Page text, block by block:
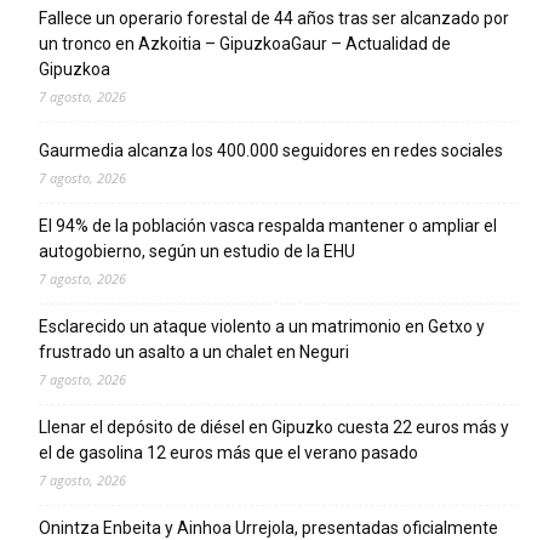
Fallece un operario forestal de 44 años tras ser alcanzado por
un tronco en Azkoitia – GipuzkoaGaur – Actualidad de
Gipuzkoa
7 agosto, 2026
Gaurmedia alcanza los 400.000 seguidores en redes sociales
7 agosto, 2026
El 94% de la población vasca respalda mantener o ampliar el
autogobierno, según un estudio de la EHU
7 agosto, 2026
Esclarecido un ataque violento a un matrimonio en Getxo y
frustrado un asalto a un chalet en Neguri
7 agosto, 2026
Llenar el depósito de diésel en Gipuzko cuesta 22 euros más y
el de gasolina 12 euros más que el verano pasado
7 agosto, 2026
Onintza Enbeita y Ainhoa Urrejola, presentadas oficialmente